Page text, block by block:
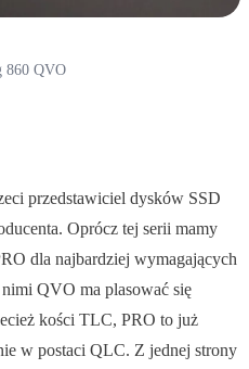
860 QVO
przedstawiciel dysków SSD
Oprócz tej serii mamy
dla najbardziej wymagających
QVO ma plasować się
kości TLC, PRO to już
w postaci QLC. Z jednej strony